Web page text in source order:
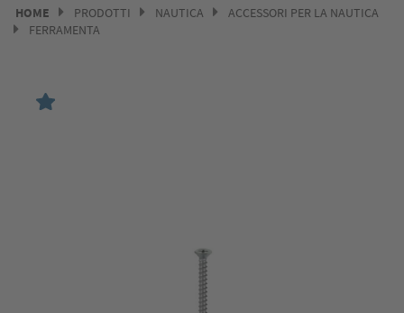
HOME PRODOTTI NAUTICA
ACCESSORI PER LA NAUTICA
FERRAMENTA